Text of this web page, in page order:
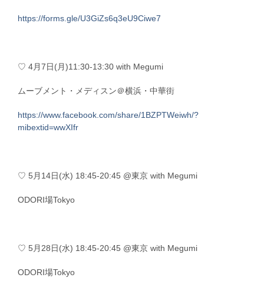
https://forms.gle/U3GiZs6q3eU9Ciwe7
♡ 4月7日(月)11:30-13:30 with Megumi
ムーブメント・メディスン＠横浜・中華街
https://www.facebook.com/share/1BZPTWeiwh/?
mibextid=wwXIfr
♡ 5月14日(水) 18:45-20:45 @東京 with Megumi
ODORI場Tokyo
♡ 5月28日(水) 18:45-20:45 @東京 with Megumi
ODORI場Tokyo